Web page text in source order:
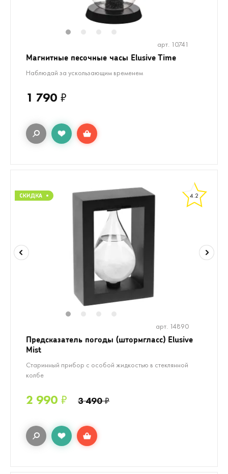
арт. 10741
Магнитные песочные часы Elusive Time
Наблюдай за ускользающим временем
1 790 ₽
4.2
арт. 14890
Предсказатель погоды (штормгласс) Elusive
Mist
Старинный прибор с особой жидкостью в стеклянной
колбе
2 990 ₽ 3 490₽